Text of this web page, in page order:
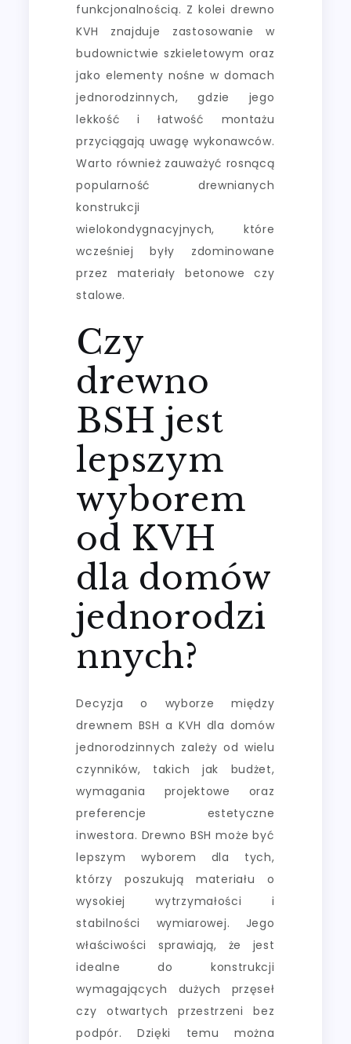
funkcjonalnością. Z kolei drewno
KVH znajduje zastosowanie w
budownictwie szkieletowym oraz
jako elementy nośne w domach
jednorodzinnych, gdzie jego
lekkość i łatwość montażu
przyciągają uwagę wykonawców.
Warto również zauważyć rosnącą
popularność drewnianych
konstrukcji
wielokondygnacyjnych, które
wcześniej były zdominowane
przez materiały betonowe czy
stalowe.
Czy
drewno
BSH jest
lepszym
wyborem
od KVH
dla domów
jednorodzi
nnych?
Decyzja o wyborze między
drewnem BSH a KVH dla domów
jednorodzinnych zależy od wielu
czynników, takich jak budżet,
wymagania projektowe oraz
preferencje estetyczne
inwestora. Drewno BSH może być
lepszym wyborem dla tych,
którzy poszukują materiału o
wysokiej wytrzymałości i
stabilności wymiarowej. Jego
właściwości sprawiają, że jest
idealne do konstrukcji
wymagających dużych przęseł
czy otwartych przestrzeni bez
podpór. Dzięki temu można